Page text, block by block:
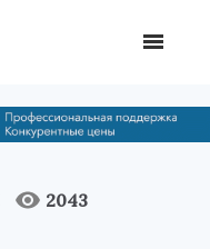
2043